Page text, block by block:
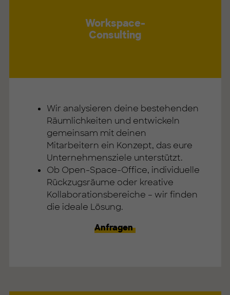
Workspace-
Consulting
Wir analysieren deine bestehenden
Räumlichkeiten und entwickeln
gemeinsam mit deinen
Mitarbeitern ein Konzept, das eure
Unternehmensziele unterstützt.
Ob Open-Space-Office, individuelle
Rückzugsräume oder kreative
Kollaborationsbereiche – wir finden
die ideale Lösung.
Anfragen